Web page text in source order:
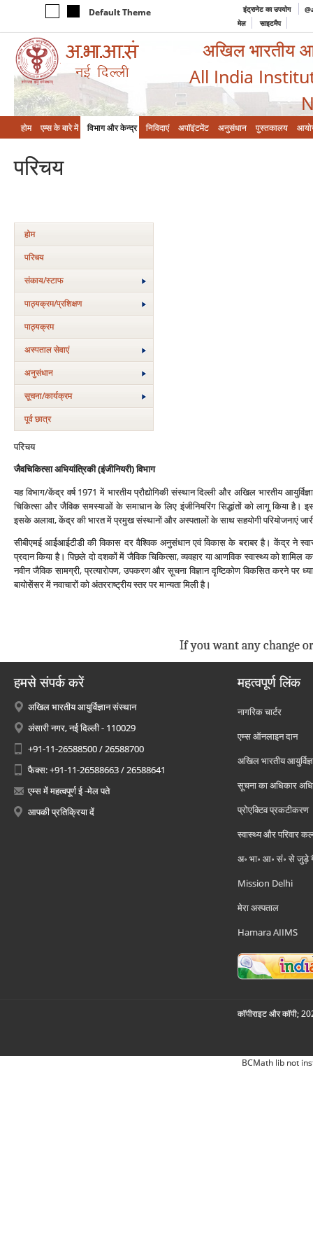
Default Theme इंट्रानेट का उपयोग
मेल
साइटमैप
अखिल भारतीय
All India
होम एम्‍स के बारे में विभाग और केन्‍द्र निविदाएं अपॉइंटमेंट अनुसंधान पुस्तकालय
परिचय
होम
परिचय
संकाय/स्‍टाफ
पाठ्यक्रम/प्रशिक्षण
पाठ्यक्रम
अस्‍पताल सेवाएं
अनुसंधान
सूचना/कार्यक्रम
पूर्व छात्र
परिचय
जैवचिकित्सा अभियांत्रिकी(इंजीनियरी) विभाग
यह विभाग/केंद्र वर्ष 1971 में भारतीय प्रौद्योगिकी संस्थान दिल्ली और अखिल भारतीय
चिकित्सा और जैविक समस्याओं के समाधान के लिए इंजीनियरिंग सिद्धांतों को लागू किया
इसके अलावा, केंद्र की भारत में प्रमुख संस्थानों और अस्पतालों के साथ सहयोगी परियोजनाएं
सीबीएमई आईआईटीडी की विकास दर वैश्विक अनुसंधान एवं विकास के बराबर है। केंद्र ने
प्रदान किया है। पिछले दो दशकों में जैविक चिकित्सा, व्यवहार या आणविक स्वास्थ्य को
नवीन जैविक सामग्री, प्रत्यारोपण, उपकरण और सूचना विज्ञान दृष्टिकोण विकसित करने पर
बायोसेंसर में नवाचारों को अंतरराष्ट्रीय स्तर पर मान्यता मिली है।
If you want any change
हमसे संपर्क करें
अखिल भारतीय आयुर्विज्ञान संस्थान
अंसारी नगर, नई दिल्ली - 110029
+91-11-26588500 / 26588700
फैक्स: +91-11-26588663 / 26588641
एम्स में महत्वपूर्ण ई -मेल पते
आपकी प्रतिक्रिया दें
महत्वपूर्ण लिंक
नागरिक चार्टर
एम्स ऑनलाइन दान
अखिल भारतीय
सूचना का अधिकार
प्रोएक्टिव प्रकटीकरण
स्वास्थ्य और परिवार
अ॰ भा॰ आ॰ सं॰ से जुड़े
Mission Delhi
मेरा अस्पताल
Hamara AIIMS
कॉपीराइट और कॉपी;
BCMath lib not